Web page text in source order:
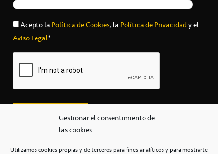
Gestionar el consentimiento de
las cookies
Utilizamos cookies propias y de terceros para fines analíticos y para mostrarte
Acepto laPolítica de Cookies, laPolítica de Privacidady el
Aviso Legal*